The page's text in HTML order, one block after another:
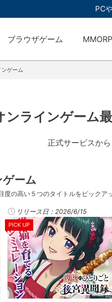
PC
ブラウザゲーム
ゲーム
ラインゲーム
正式サービスか
ーム
の高い５つのタイトルをピックア
リリース日：2026/6/15
PICK UP